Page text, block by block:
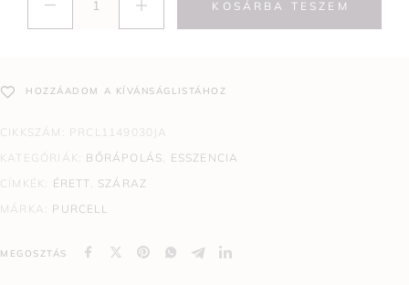
KOSÁRBA TESZEM
HOZZÁADOM A KÍVÁNSÁGLISTÁHOZ
CIKKSZÁM: PRCL1149030JA
KATEGÓRIÁK: BŐRÁPOLÁS, ESSZENCIA
CÍMKÉK: ÉRETT, SZÁRAZ
MÁRKA: PURCELL
MEGOSZTÁS